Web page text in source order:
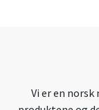
Vi er en